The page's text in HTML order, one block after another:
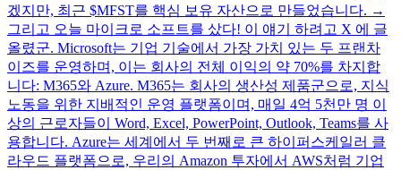
겠지만, 최근 $MFST를 핵심 보유 자산으로 만들었습니다. →
그리고 오늘 마이크로 소프트를 샀다! 이 얘기 하려고 X 에 글
올렸군. Microsoft는 기업 기술에서 가장 가치 있는 두 프랜차
이즈를 운영하며, 이는 회사의 전체 이익의 약 70%를 차지합
니다: M365와 Azure. M365는 회사의 생산성 제품군으로, 지식
노동을 위한 지배적인 운영 플랫폼이며, 매일 4억 5천만 명 이
상의 근로자들이 Word, Excel, PowerPoint, Outlook, Teams를 사
용합니다. Azure는 세계에서 두 번째로 큰 하이퍼스케일러 클
라우드 플랫폼으로, 우리의 Amazon 투자에서 AWS처럼 기업